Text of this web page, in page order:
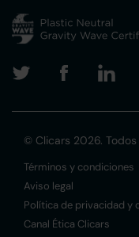
© Clicars 2026.
Términos y condiciones
Aviso legal
Política de privacidad y
Canal Ética Clicars